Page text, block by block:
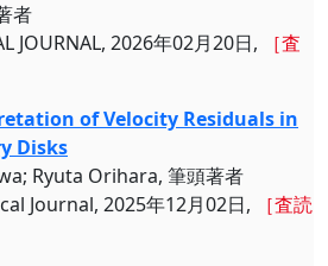
者
JOURNAL, 2026年02月20日,
［査
of Velocity Residuals in
Disks
Ryuta Orihara, 筆頭著者
Journal, 2025年12月02日,
［査読